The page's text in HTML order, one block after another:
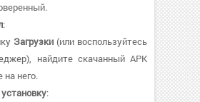
:
Загрузки (или воспользуйтесь
найдите скачанный APK
него.
: